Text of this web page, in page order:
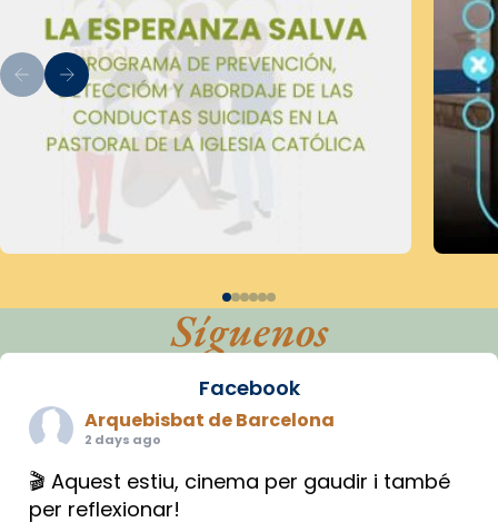
Síguenos
Facebook
Arquebisbat de Barcelona
2 days ago
🎬 Aquest estiu, cinema per gaudir i també
per reflexionar!